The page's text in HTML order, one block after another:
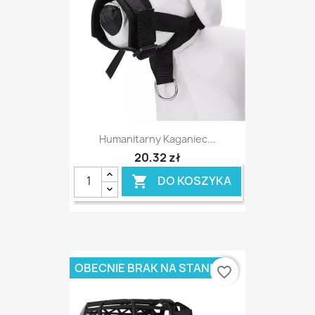
Humanitarny Kaganiec...
20,32 zł
 DO KOSZYKA
OBECNIE BRAK NA STANIEfavorite_border